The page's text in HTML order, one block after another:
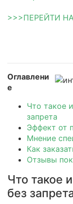
>>>ПЕРЕЙТИ
Оглавлени
е
Что такое
запрета
Эффект от
Мнение
Как
Отзывы
Что такое
без